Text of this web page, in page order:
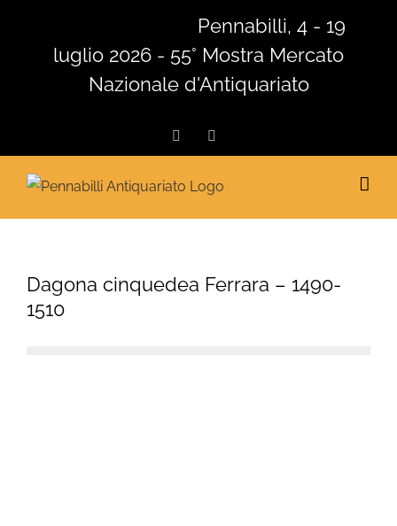
contenuto
Pennabilli, 4 - 19
luglio 2026 - 55° Mostra Mercato
Nazionale d'Antiquariato
Facebook
Dagona cinquedea Ferrara – 1490-
1510